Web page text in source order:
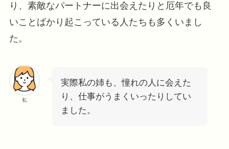
り、素敵なパートナーに出会えたりと厄年でも良
いことばかり起こっている人たちも多くいまし
た。
私
実際私の姉も、憧れの人に会えた
り、仕事がうまくいったりしてい
ました。